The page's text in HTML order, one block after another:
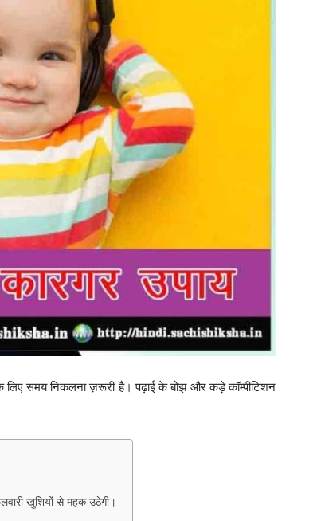
समय निकलना ज़रूरी है। पढ़ाई के बोझ और कड़े कॉम्पीटिशन
खुशियों से महक उठेगी।